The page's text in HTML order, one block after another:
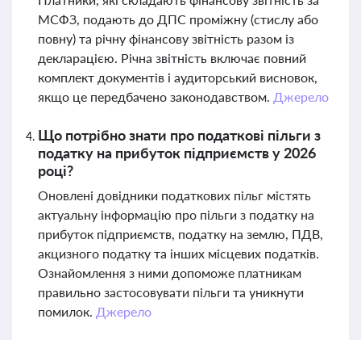
МСФЗ, подають до ДПС проміжну (стислу або
повну) та річну фінансову звітність разом із
декларацією. Річна звітність включає повний
комплект документів і аудиторський висновок,
якщо це передбачено законодавством. Джерело
Що потрібно знати про податкові пільги з
податку на прибуток підприємств у 2026
році?
Оновлені довідники податкових пільг містять
актуальну інформацію про пільги з податку на
прибуток підприємств, податку на землю, ПДВ,
акцизного податку та інших місцевих податків.
Ознайомлення з ними допоможе платникам
правильно застосовувати пільги та уникнути
помилок. Джерело